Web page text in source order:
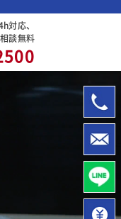
対応、
談無料